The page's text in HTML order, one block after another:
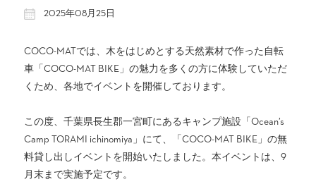
2025年08月25日
COCO-MATでは、木をはじめとする天然素材で作った自転
車「COCO-MAT BIKE」の魅力を多くの方に体験していただ
くため、各地でイベントを開催しております。
この度、千葉県長生郡一宮町にあるキャンプ施設「Ocean’s
Camp TORAMI ichinomiya」にて、「COCO-MAT BIKE」の無
料貸し出しイベントを開始いたしました。本イベントは、9
月末まで実施予定です。